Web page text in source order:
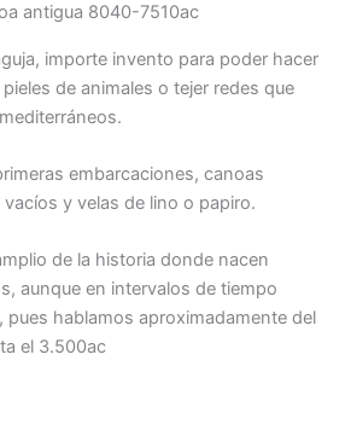
antigua 8040-7510ac
importe invento para poder hacer
de animales o tejer redes que
embarcaciones, canoas
y velas de lino o papiro.
de la historia donde nacen
aunque en intervalos de tiempo
pues hablamos aproximadamente del
el 3.500ac